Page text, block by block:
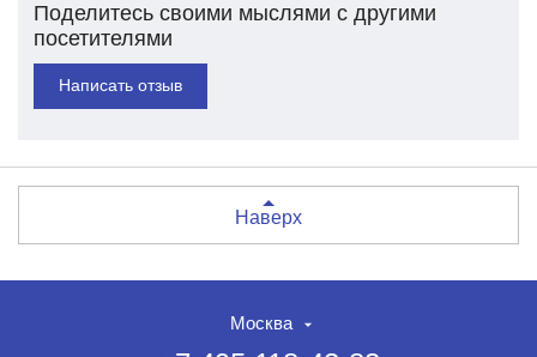
Поделитесь своими мыслями с другими
посетителями
Написать отзыв
Наверх
Москва